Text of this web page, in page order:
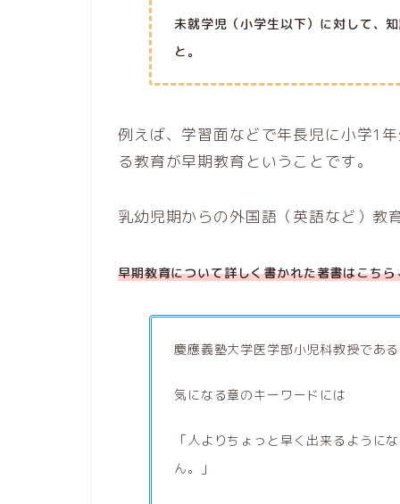
未就学児（小学生以下）に対して、
と。
例えば、学習面などで年長児に小学1
る教育が早期教育ということです。
乳幼児期からの外国語（英語など）教
早期教育について詳しく書かれた著書はこち
慶應義塾大学医学部小児科教授であ
気になる章のキーワードには
「人よりちょっと早く出来るように
ん。」